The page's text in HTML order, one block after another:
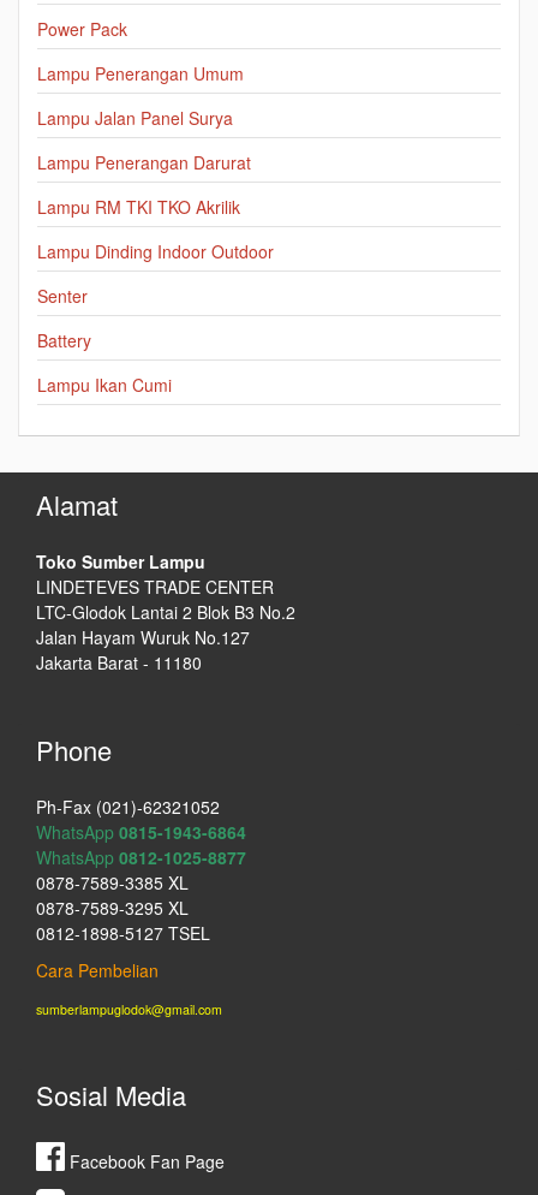
Power Pack
Lampu Penerangan Umum
Lampu Jalan Panel Surya
Lampu Penerangan Darurat
Lampu RM TKI TKO Akrilik
Lampu Dinding Indoor Outdoor
Senter
Battery
Lampu Ikan Cumi
Alamat
Toko Sumber Lampu
LINDETEVES TRADE CENTER
LTC-Glodok Lantai 2 Blok B3 No.2
Jalan Hayam Wuruk No.127
Jakarta Barat - 11180
Phone
Ph-Fax (021)-62321052
WhatsApp 0815-1943-6864
WhatsApp 0812-1025-8877
0878-7589-3385 XL
0878-7589-3295 XL
0812-1898-5127 TSEL
Cara Pembelian
sumberlampuglodok@gmail.com
Sosial Media
Facebook Fan Page